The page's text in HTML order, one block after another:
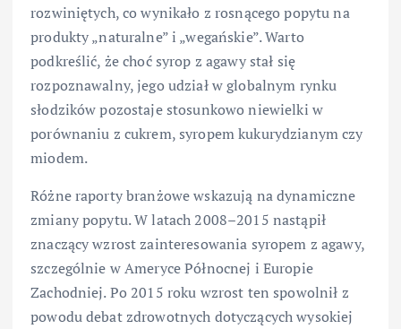
rozwiniętych, co wynikało z rosnącego popytu na
produkty „naturalne” i „wegańskie”. Warto
podkreślić, że choć syrop z agawy stał się
rozpoznawalny, jego udział w globalnym rynku
słodzików pozostaje stosunkowo niewielki w
porównaniu z cukrem, syropem kukurydzianym czy
miodem.
Różne raporty branżowe wskazują na dynamiczne
zmiany popytu. W latach 2008–2015 nastąpił
znaczący wzrost zainteresowania syropem z agawy,
szczególnie w Ameryce Północnej i Europie
Zachodniej. Po 2015 roku wzrost ten spowolnił z
powodu debat zdrowotnych dotyczących wysokiej